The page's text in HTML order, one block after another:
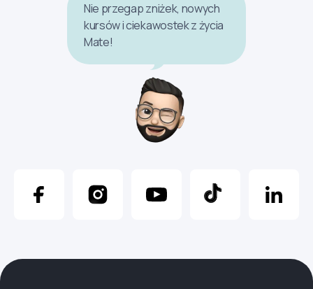
Nie przegap zniżek, nowych
kursów i ciekawostek z życia
Mate!